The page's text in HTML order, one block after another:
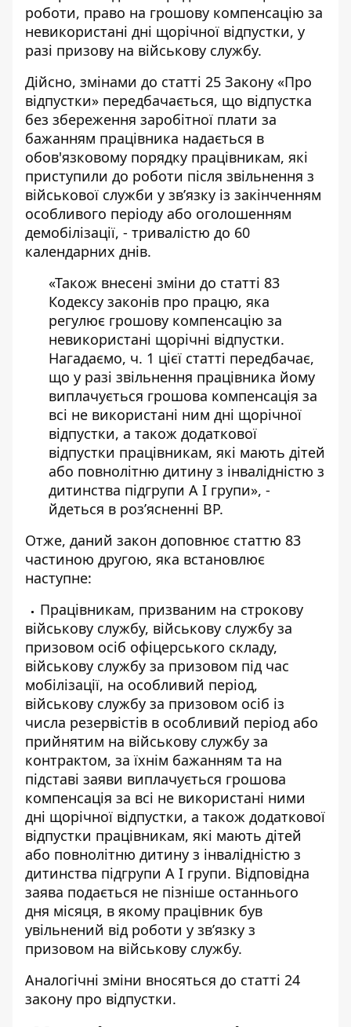
роботи, право на грошову компенсацію за
невикористані дні щорічної відпустки, у
разі призову на військову службу.
Дійсно, змінами до статті 25 Закону «Про
відпустки» передбачається, що відпустка
без збереження заробітної плати за
бажанням працівника надається в
обов'язковому порядку працівникам, які
приступили до роботи після звільнення з
військової служби у зв’язку із закінченням
особливого періоду або оголошенням
демобілізації, - тривалістю до 60
календарних днів.
«Також внесені зміни до статті 83
Кодексу законів про працю, яка
регулює грошову компенсацію за
невикористані щорічні відпустки.
Нагадаємо, ч. 1 цієї статті передбачає,
що у разі звільнення працівника йому
виплачується грошова компенсація за
всі не використані ним дні щорічної
відпустки, а також додаткової
відпустки працівникам, які мають дітей
або повнолітню дитину з інвалідністю з
дитинства підгрупи А I групи», -
йдеться в роз’ясненні ВР.
Отже, даний закон доповнює статтю 83
частиною другою, яка встановлює
наступне:
Працівникам, призваним на строкову
військову службу, військову службу за
призовом осіб офіцерського складу,
військову службу за призовом під час
мобілізації, на особливий період,
військову службу за призовом осіб із
числа резервістів в особливий період або
прийнятим на військову службу за
контрактом, за їхнім бажанням та на
підставі заяви виплачується грошова
компенсація за всі не використані ними
дні щорічної відпустки, а також додаткової
відпустки працівникам, які мають дітей
або повнолітню дитину з інвалідністю з
дитинства підгрупи А I групи. Відповідна
заява подається не пізніше останнього
дня місяця, в якому працівник був
увільнений від роботи у зв’язку з
призовом на військову службу.
Аналогічні зміни вносяться до статті 24
закону про відпустки.